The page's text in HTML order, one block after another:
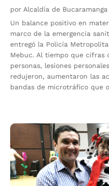
por Alcaldía de Bucaramanga
Un balance positivo en
marco de la emergencia
entregó la Policía
Mebuc. Al tiempo que cifras
personas, lesiones
redujeron, aumentaron las
bandas de microtráfico que